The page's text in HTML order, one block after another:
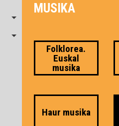
MUSIKA
Folklorea.
Euskal
musika
Haur musika